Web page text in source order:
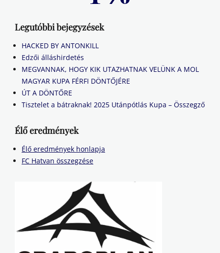
Legutóbbi bejegyzések
HACKED BY ANTONKILL
Edzői álláshirdetés
MEGVANNAK, HOGY KIK UTAZHATNAK VELÜNK A MOL
MAGYAR KUPA FÉRFI DÖNTŐJÉRE
ÚT A DÖNTŐRE
Tisztelet a bátraknak! 2025 Utánpótlás Kupa – Összegző
Élő eredmények
Élő eredmények honlapja
FC Hatvan összegzése